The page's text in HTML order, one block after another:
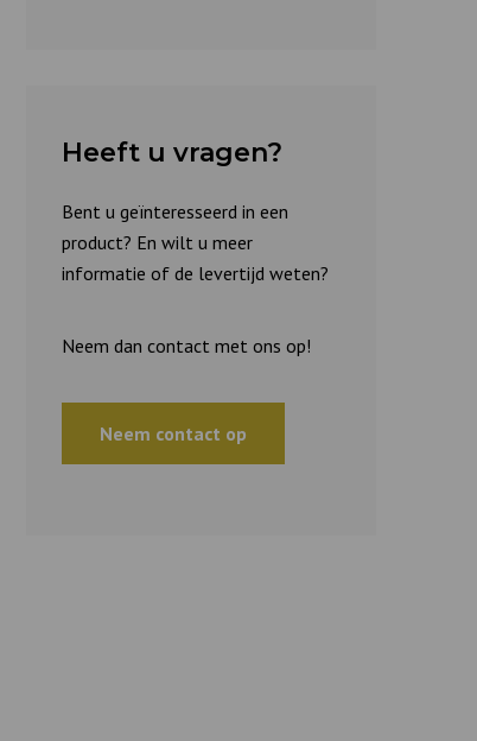
Heeft u vragen?
Bent u geïnteresseerd in een
product? En wilt u meer
informatie of de levertijd weten?
Neem dan contact met ons op!
Neem contact op